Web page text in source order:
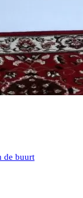
de buurt